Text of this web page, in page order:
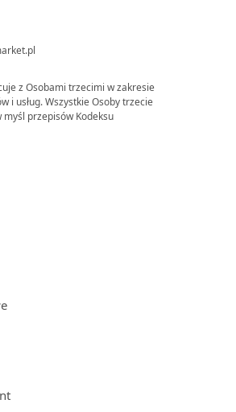
z Osobami trzecimi w zakresie
i usług. Wszystkie Osoby trzecie
przepisów Kodeksu